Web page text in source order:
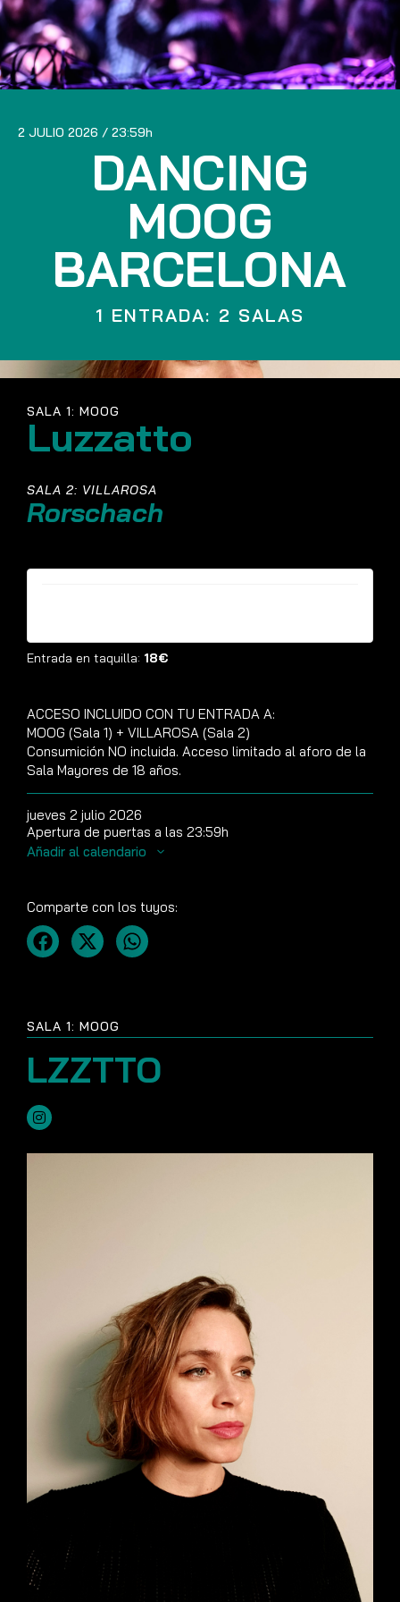
2 JULIO 2026 23:59
DANCING
MOOG
BARCELONA
1 ENTRADA: 2 SALAS
SALA 1: MOOG
LZZTTO
SALA 1: MOOG
Luzzatto
SALA 2: VILLAROSA
Rorschach
Entrada en taquilla: 18€
ACCESO INCLUIDO CON TU ENTRADA A:
MOOG (Sala 1) + VILLAROSA (Sala 2)
Consumición NO incluida. Acceso limitado al aforo de la
Sala Mayores de 18 años.
jueves 2 julio 2026
Apertura de puertas a las 23:59h
Añadir al calendario
Comparte con los tuyos: